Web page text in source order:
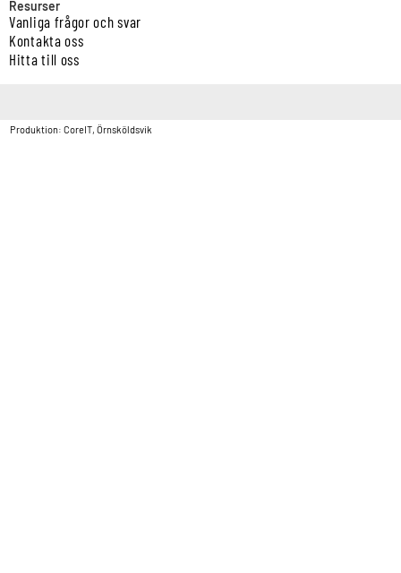
Resurser
Vanliga frågor och svar
Kontakta oss
Hitta till oss
Produktion: CoreIT, Örnsköldsvik